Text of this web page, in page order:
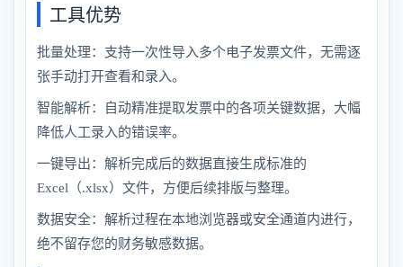
工具优势
批量处理：支持一次性导入多个电子发票文件，无需逐
张手动打开查看和录入。
智能解析：自动精准提取发票中的各项关键数据，大幅
降低人工录入的错误率。
一键导出：解析完成后的数据直接生成标准的
Excel（.xlsx）文件，方便后续排版与整理。
数据安全：解析过程在本地浏览器或安全通道内进行，
绝不留存您的财务敏感数据。